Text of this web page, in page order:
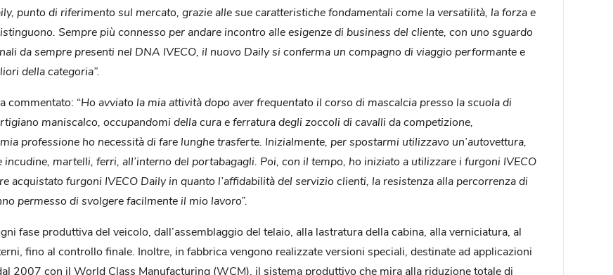
punto di riferimento sul mercato, grazie alle sue caratteristiche fondamentali come la versatilità, la forza e
Sempre più connesso per andare incontro alle esigenze di business del cliente, con uno sguardo
da sempre presenti nel DNA IVECO, il nuovo Daily si conferma un compagno di viaggio performante e
della categoria”.
commentato: “Ho avviato la mia attività dopo aver frequentato il corso di mascalcia presso la scuola di
maniscalco, occupandomi della cura e ferratura degli zoccoli di cavalli da competizione,
professione ho necessità di fare lunghe trasferte. Inizialmente, per spostarmi utilizzavo un’autovettura,
martelli, ferri, all’interno del portabagagli. Poi, con il tempo, ho iniziato a utilizzare i furgoni IVECO
acquistato furgoni IVECO Daily in quanto l’affidabilità del servizio clienti, la resistenza alla percorrenza di
permesso di svolgere facilmente il mio lavoro”.
fase produttiva del veicolo, dall’assemblaggio del telaio, alla lastratura della cabina, alla verniciatura, al
fino al controllo finale. Inoltre, in fabbrica vengono realizzate versioni speciali, destinate ad applicazioni
2007 con il World Class Manufacturing (WCM), il sistema produttivo che mira alla riduzione totale di